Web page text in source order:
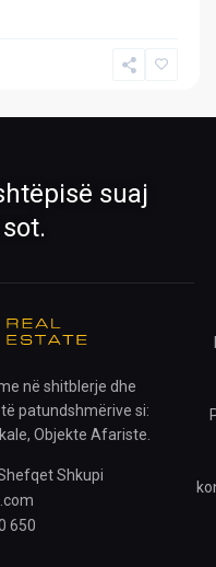
suaj
në shitblerje dhe
patundshmërive si:
Objekte Afariste.
Shkupi
650
kontaktoni për çdo pyetje
kërkesë